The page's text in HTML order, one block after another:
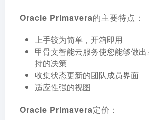
Oracle Primavera的主要特点：
上手较为简单，开箱即用
甲骨文智能云服务使您能够做
持的决策
收集状态更新的团队成员界面
适应性强的视图
Oracle Primavera定价：